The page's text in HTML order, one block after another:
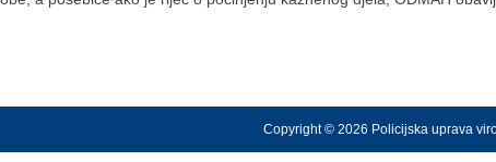
Copyright © 2026 Policijska uprava